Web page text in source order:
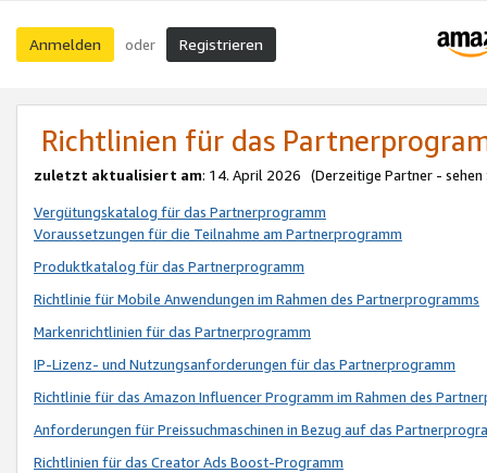
Anmelden oder Registrieren
Richtlinien für das
zuletzt aktualisiert am: 14. April 2026 (Derzeitige Partner - sehen
Vergütungskatalog für das Partnerprogramm
Voraussetzungen für die Teilnahme am Partnerprogramm
Produktkatalog für das Partnerprogramm
Richtlinie für Mobile Anwendungen im Rahmen des Partnerprogramms
Markenrichtlinien für das Partnerprogramm
IP-Lizenz- und Nutzungsanforderungen für das Partnerprogramm
Richtlinie für das Amazon Influencer Programm im Rahmen des
Anforderungen für Preissuchmaschinen in Bezug auf das
Richtlinien für das Creator Ads Boost-Programm